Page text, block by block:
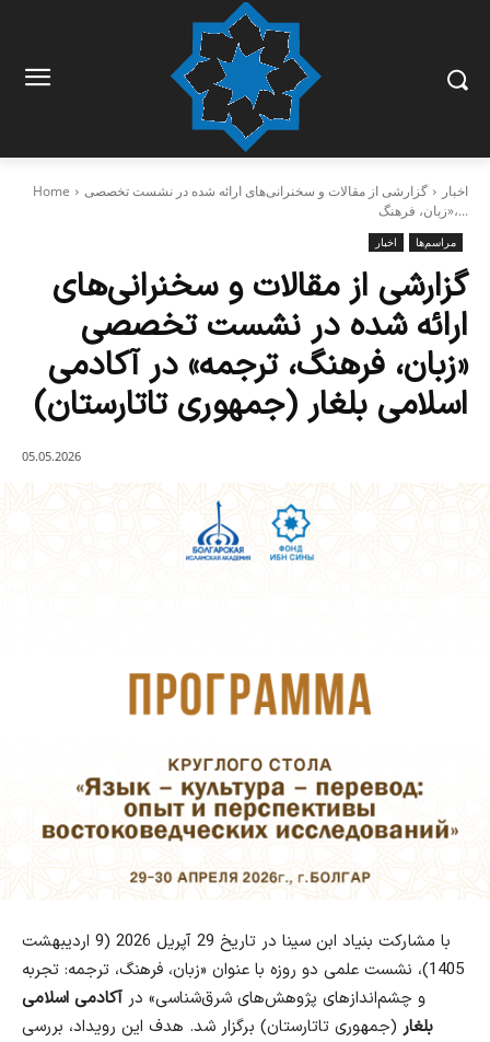
Home اخبار
گزارشی از مقالات و سخنرانی‌های ارائه شده در نشست تخصصی
«زبان، فرهنگ،...
اخبار مراسم‌ها
گزارشی از مقالات و سخنرانی‌های
ارائه شده در نشست تخصصی
«زبان، فرهنگ، ترجمه» در آکادمی
اسلامی بلغار (جمهوری تاتارستان)
05.05.2026
با مشارکت بنیاد ابن سینا در تاریخ 29 آپریل 2026 (9 اردیبهشت
1405)، نشست علمی دو روزه با عنوان «زبان، فرهنگ، ترجمه: تجربه
و چشم‌اندازهای پژوهش‌های شرق‌شناسی» در آکادمی اسلامی
بلغار (جمهوری تاتارستان) برگزار شد. هدف این رویداد، بررسی